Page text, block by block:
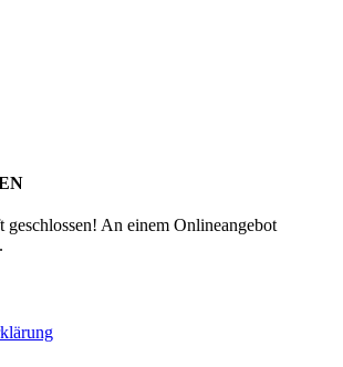
geschlossen! An einem Onlineangebot